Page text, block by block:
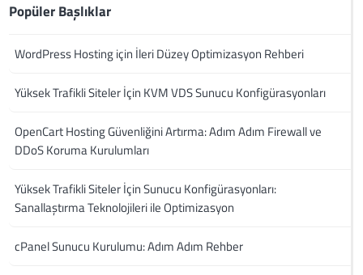
Popüler Başlıklar
WordPress Hosting için İleri Düzey Optimizasyon Rehberi
Yüksek Trafikli Siteler İçin KVM VDS Sunucu Konfigürasyonları
OpenCart Hosting Güvenliğini Artırma: Adım Adım Firewall ve
DDoS Koruma Kurulumları
Yüksek Trafikli Siteler İçin Sunucu Konfigürasyonları:
Sanallaştırma Teknolojileri ile Optimizasyon
cPanel Sunucu Kurulumu: Adım Adım Rehber